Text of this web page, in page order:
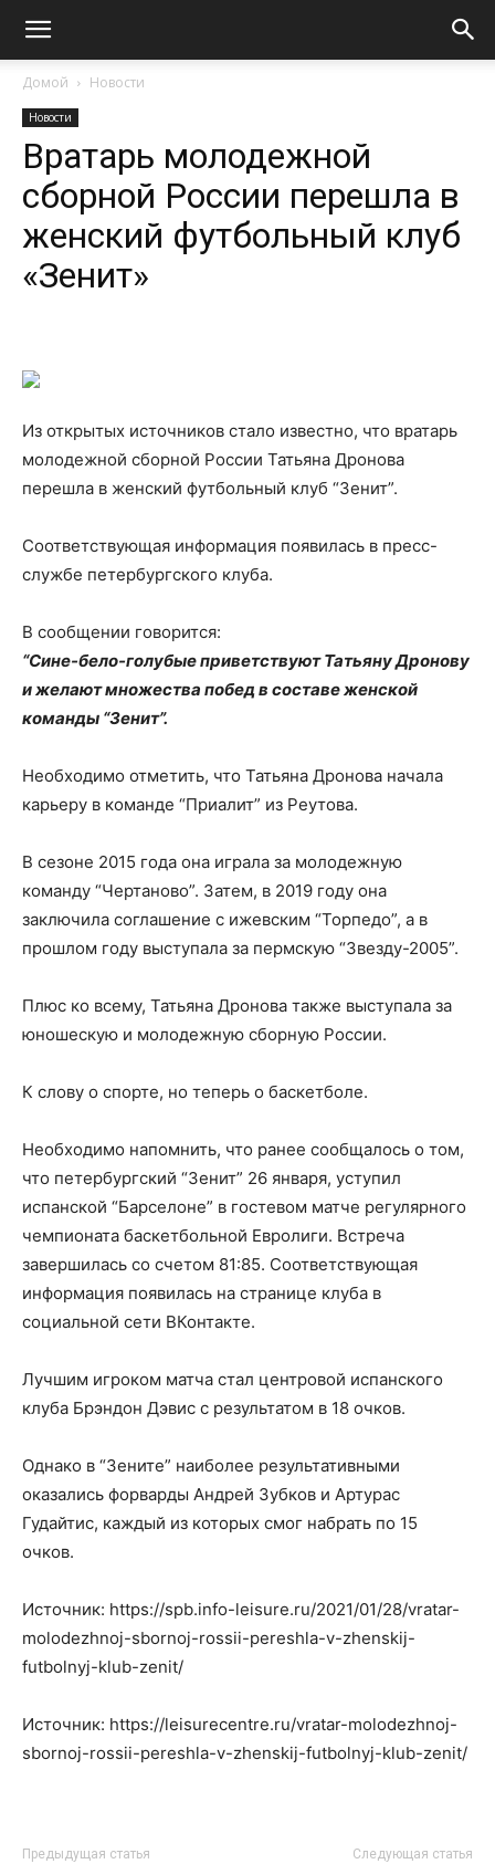
Домой Новости
Новости
Вратарь молодежной
сборной России перешла в
женский футбольный клуб
«Зенит»
Из открытых источников стало известно, что вратарь
молодежной сборной России Татьяна Дронова
перешла в женский футбольный клуб “Зенит”.
Соответствующая информация появилась в пресс-
службе петербургского клуба.
В сообщении говорится:
“Сине-бело-голубые приветствуют Татьяну Дронову
и желают множества побед в составе женской
команды “Зенит”.
Необходимо отметить, что Татьяна Дронова начала
карьеру в команде “Приалит” из Реутова.
В сезоне 2015 года она играла за молодежную
команду “Чертаново”. Затем, в 2019 году она
заключила соглашение с ижевским “Торпедо”, а в
прошлом году выступала за пермскую “Звезду-2005”.
Плюс ко всему, Татьяна Дронова также выступала за
юношескую и молодежную сборную России.
К слову о спорте, но теперь о баскетболе.
Необходимо напомнить, что ранее сообщалось о том,
что петербургский “Зенит” 26 января, уступил
испанской “Барселоне” в гостевом матче регулярного
чемпионата баскетбольной Евролиги. Встреча
завершилась со счетом 81:85. Соответствующая
информация появилась на странице клуба в
социальной сети ВКонтакте.
Лучшим игроком матча стал центровой испанского
клуба Брэндон Дэвис с результатом в 18 очков.
Однако в “Зените” наиболее результативными
оказались форварды Андрей Зубков и Артурас
Гудайтис, каждый из которых смог набрать по 15
очков.
Источник: https://spb.info-leisure.ru/2021/01/28/vratar-
molodezhnoj-sbornoj-rossii-pereshla-v-zhenskij-
futbolnyj-klub-zenit/
Источник: https://leisurecentre.ru/vratar-molodezhnoj-
sbornoj-rossii-pereshla-v-zhenskij-futbolnyj-klub-zenit/
Предыдущая статья Следующая статья